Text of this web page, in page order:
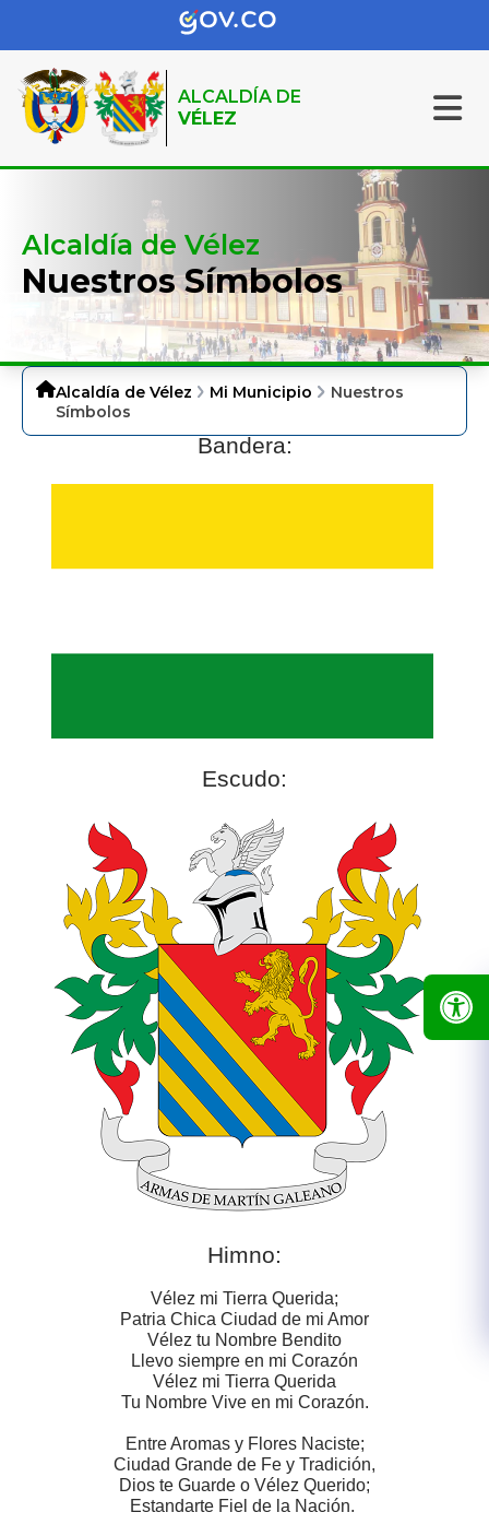
ALCALDÍA DE
VÉLEZ
Alcaldía de Vélez
Nuestros Símbolos
Alcaldía de Vélez Mi Municipio
Nuestros
Símbolos
​Bandera:
Escudo:
Himno:
Vélez mi Tierra Querida;
Patria Chica Ciudad de mi Amor
Vélez tu Nombre Bendito
Llevo siempre en mi Corazón
Vélez mi Tierra Querida
Tu Nombre Vive en mi Corazón.
Entre Aromas y Flores Naciste;
Ciudad Grande de Fe y Tradición,
Dios te Guarde o Vélez Querido;
Estandarte Fiel de la Nación.